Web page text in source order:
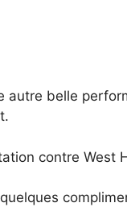
belle
contre West